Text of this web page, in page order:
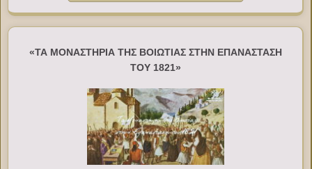
«ΤΑ ΜΟΝΑΣΤΗΡΙΑ ΤΗΣ ΒΟΙΩΤΙΑΣ ΣΤΗΝ ΕΠΑΝΑΣΤΑΣΗ
ΤΟΥ 1821»